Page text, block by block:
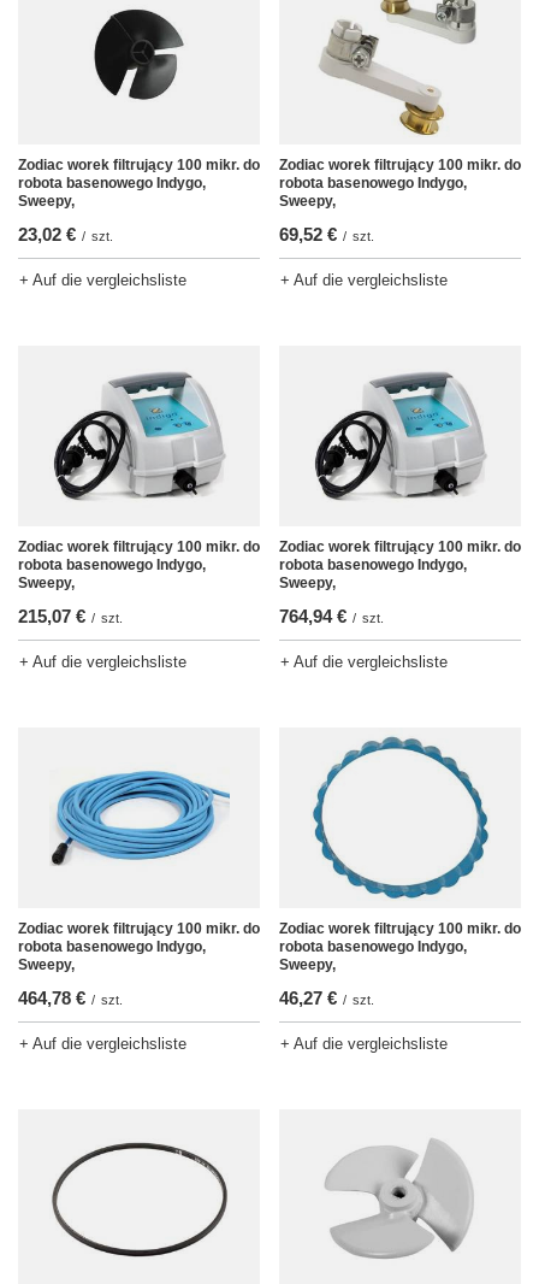
Zodiac worek filtrujący 100 mikr. do
robota basenowego Indygo,
Sweepy,
23,02 € / szt.
+ Auf die vergleichsliste
Zodiac worek filtrujący 100 mikr. do
robota basenowego Indygo,
Sweepy,
69,52 € / szt.
+ Auf die vergleichsliste
Zodiac worek filtrujący 100 mikr. do
robota basenowego Indygo,
Sweepy,
215,07 € / szt.
+ Auf die vergleichsliste
Zodiac worek filtrujący 100 mikr. do
robota basenowego Indygo,
Sweepy,
764,94 € / szt.
+ Auf die vergleichsliste
Zodiac worek filtrujący 100 mikr. do
robota basenowego Indygo,
Sweepy,
464,78 € / szt.
+ Auf die vergleichsliste
Zodiac worek filtrujący 100 mikr. do
robota basenowego Indygo,
Sweepy,
46,27 € / szt.
+ Auf die vergleichsliste